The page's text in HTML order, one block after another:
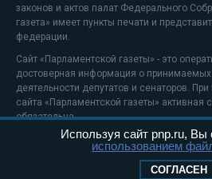
законов и актов палат Федерального
газета» имеет пункты печати и
федерации.
Сайт «Парламентской газеты» - это
достоверная информация о принимаемых
деятельности депутатов и сенаторов.
сайта «Парламентской газеты» активная
обязательна.
На информационном ресурсе
Положение о защите персональных данных
Используя сайт pnp.ru, Вы
использованием
СОГЛАСЕН